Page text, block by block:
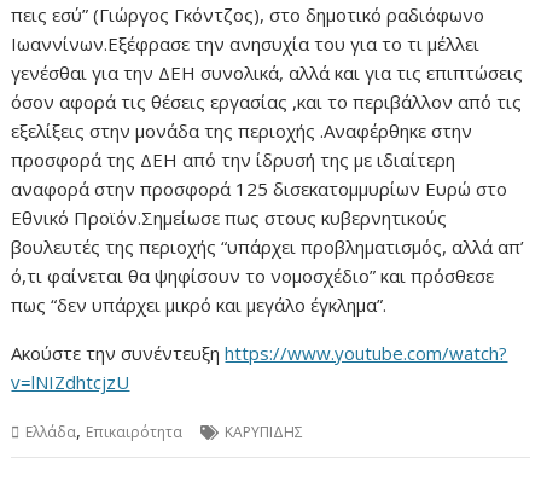
πεις εσύ” (Γιώργος Γκόντζος), στο δημοτικό ραδιόφωνο
Ιωαννίνων.Εξέφρασε την ανησυχία του για το τι μέλλει
γενέσθαι για την ΔΕΗ συνολικά, αλλά και για τις επιπτώσεις
όσον αφορά τις θέσεις εργασίας ,και το περιβάλλον από τις
εξελίξεις στην μονάδα της περιοχής .Αναφέρθηκε στην
προσφορά της ΔΕΗ από την ίδρυσή της με ιδιαίτερη
αναφορά στην προσφορά 125 δισεκατομμυρίων Ευρώ στο
Εθνικό Προϊόν.Σημείωσε πως στους κυβερνητικούς
βουλευτές της περιοχής “υπάρχει προβληματισμός, αλλά απ’
ό,τι φαίνεται θα ψηφίσουν το νομοσχέδιο” και πρόσθεσε
πως “δεν υπάρχει μικρό και μεγάλο έγκλημα”.
Ακούστε την συνέντευξηhttps://www.youtube.com/watch?
v=lNIZdhtcjzU
Ελλάδα, Επικαιρότητα ΚΑΡΥΠΙΔΗΣ